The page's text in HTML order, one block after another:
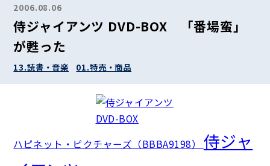
2006.08.06
侍ジャイアンツ DVD-BOX 「番場蛮」
が甦った
13.読書・音楽 01.特売・商品
ハピネット・ピクチャーズ（BBBA9198） 侍ジャ